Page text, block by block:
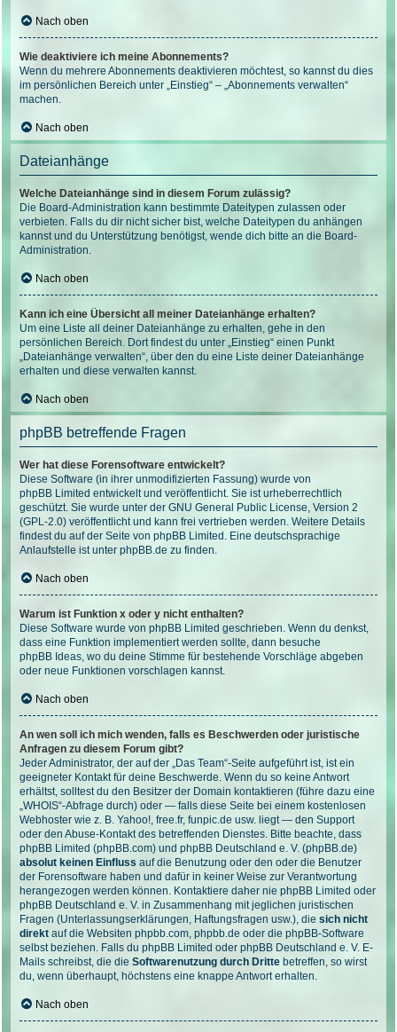
Nach oben
Wie deaktiviere ich meine Abonnements?
Wenn du mehrere Abonnements deaktivieren möchtest, so kannst du dies
im persönlichen Bereich unter „Einstieg“ – „Abonnements verwalten“
machen.
Nach oben
Dateianhänge
Welche Dateianhänge sind in diesem Forum zulässig?
Die Board-Administration kann bestimmte Dateitypen zulassen oder
verbieten. Falls du dir nicht sicher bist, welche Dateitypen du anhängen
kannst und du Unterstützung benötigst, wende dich bitte an die Board-
Administration.
Nach oben
Kann ich eine Übersicht all meiner Dateianhänge erhalten?
Um eine Liste all deiner Dateianhänge zu erhalten, gehe in den
persönlichen Bereich. Dort findest du unter „Einstieg“ einen Punkt
„Dateianhänge verwalten“, über den du eine Liste deiner Dateianhänge
erhalten und diese verwalten kannst.
Nach oben
phpBB betreffende Fragen
Wer hat diese Forensoftware entwickelt?
Diese Software (in ihrer unmodifizierten Fassung) wurde von
phpBB Limited entwickelt und veröffentlicht. Sie ist urheberrechtlich
geschützt. Sie wurde unter der GNU General Public License, Version 2
(GPL-2.0) veröffentlicht und kann frei vertrieben werden. Weitere Details
findest du auf der Seite von phpBB Limited . Eine deutschsprachige
Anlaufstelle ist unter phpBB.de zu finden.
Nach oben
Warum ist Funktion x oder y nicht enthalten?
Diese Software wurde von phpBB Limited geschrieben. Wenn du denkst,
dass eine Funktion implementiert werden sollte, dann besuche
phpBB Ideas, wo du deine Stimme für bestehende Vorschläge abgeben
oder neue Funktionen vorschlagen kannst.
Nach oben
An wen soll ich mich wenden, falls es Beschwerden oder juristische
Anfragen zu diesem Forum gibt?
Jeder Administrator, der auf der „Das Team“-Seite aufgeführt ist, ist ein
geeigneter Kontakt für deine Beschwerde. Wenn du so keine Antwort
erhältst, solltest du den Besitzer der Domain kontaktieren (führe dazu eine
„WHOIS“-Abfrage durch) oder — falls diese Seite bei einem kostenlosen
Webhoster wie z. B. Yahoo!, free.fr, funpic.de usw. liegt — den Support
oder den Abuse-Kontakt des betreffenden Dienstes. Bitte beachte, dass
phpBB Limited (phpBB.com) und phpBB Deutschland e. V. (phpBB.de)
absolut keinen Einfluss auf die Benutzung oder den oder die Benutzer
der Forensoftware haben und dafür in keiner Weise zur Verantwortung
herangezogen werden können. Kontaktiere daher nie phpBB Limited oder
phpBB Deutschland e. V. in Zusammenhang mit jeglichen juristischen
Fragen (Unterlassungserklärungen, Haftungsfragen usw.), die sich nicht
direkt auf die Websiten phpbb.com, phpbb.de oder die phpBB-Software
selbst beziehen. Falls du phpBB Limited oder phpBB Deutschland e. V. E-
Mails schreibst, die die Softwarenutzung durch Dritte betreffen, so wirst
du, wenn überhaupt, höchstens eine knappe Antwort erhalten.
Nach oben